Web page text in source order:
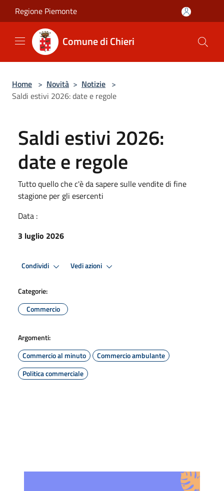
Salta al contenuto principale
Regione Piemonte
Comune di Chieri
Home > Novità > Notizie >
Saldi estivi 2026: date e regole
Saldi estivi 2026:
date e regole
Tutto quello che c'è da sapere sulle vendite di fine
stagione per gli esercenti
Data :
3 luglio 2026
Condividi Vedi azioni
Categorie:
Commercio
Argomenti:
Commercio al minuto
Commercio ambulante
Politica commerciale